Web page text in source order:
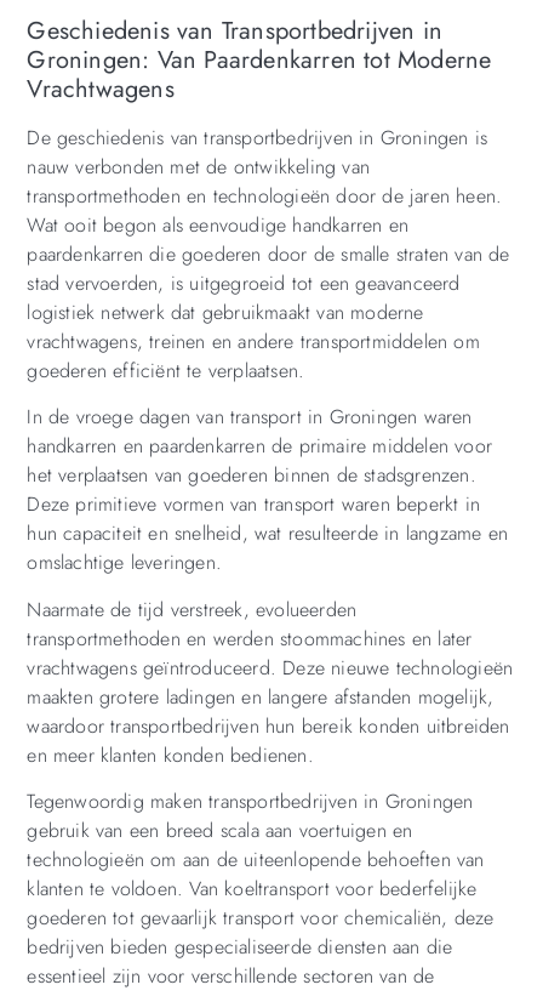
Geschiedenis van Transportbedrijven in
Groningen: Van Paardenkarren tot Moderne
Vrachtwagens
De geschiedenis van transportbedrijven in Groningen is
nauw verbonden met de ontwikkeling van
transportmethoden en technologieën door de jaren heen.
Wat ooit begon als eenvoudige handkarren en
paardenkarren die goederen door de smalle straten van de
stad vervoerden, is uitgegroeid tot een geavanceerd
logistiek netwerk dat gebruikmaakt van moderne
vrachtwagens, treinen en andere transportmiddelen om
goederen efficiënt te verplaatsen.
In de vroege dagen van transport in Groningen waren
handkarren en paardenkarren de primaire middelen voor
het verplaatsen van goederen binnen de stadsgrenzen.
Deze primitieve vormen van transport waren beperkt in
hun capaciteit en snelheid, wat resulteerde in langzame en
omslachtige leveringen.
Naarmate de tijd verstreek, evolueerden
transportmethoden en werden stoommachines en later
vrachtwagens geïntroduceerd. Deze nieuwe technologieën
maakten grotere ladingen en langere afstanden mogelijk,
waardoor transportbedrijven hun bereik konden uitbreiden
en meer klanten konden bedienen.
Tegenwoordig maken transportbedrijven in Groningen
gebruik van een breed scala aan voertuigen en
technologieën om aan de uiteenlopende behoeften van
klanten te voldoen. Van koeltransport voor bederfelijke
goederen tot gevaarlijk transport voor chemicaliën, deze
bedrijven bieden gespecialiseerde diensten aan die
essentieel zijn voor verschillende sectoren van de